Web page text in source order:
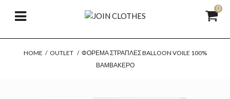
0
HOME / OUTLET / ΦΌΡΕΜΑ ΣΤΡΆΠΛΕΣ BALLOON VOILE 100%
ΒΑΜΒΑΚΕΡΌ